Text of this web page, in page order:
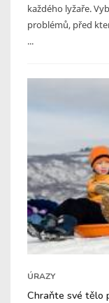
každého lyžaře.
problémů, před
...
ÚRAZY
Chraňte své tělo